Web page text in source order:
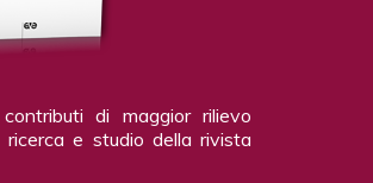
di maggior rilievo
e studio della rivista